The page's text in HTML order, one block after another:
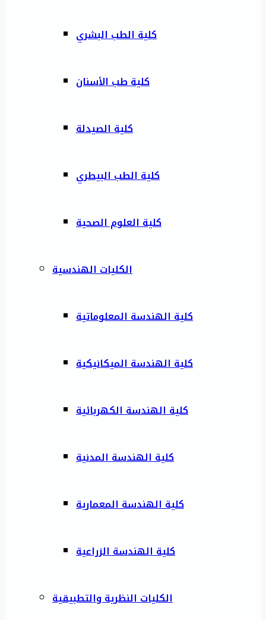
كلية الطب البشري
كلية طب الأسنان
كلية الصيدلة
كلية الطب البيطري
كلية العلوم الصحية
الكليات الهندسية
كلية الهندسة المعلوماتية
كلية الهندسة الميكانيكية
كلية الهندسة الكهربائية
كلية الهندسة المدنية
كلية الهندسة المعمارية
كلية الهندسة الزراعية
الكليات النظرية والتطبيقية